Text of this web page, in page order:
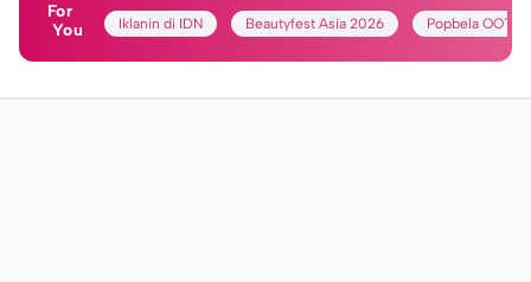
For
You
Iklanin di IDN Beautyfest Asia 2026 Popbela OOTD